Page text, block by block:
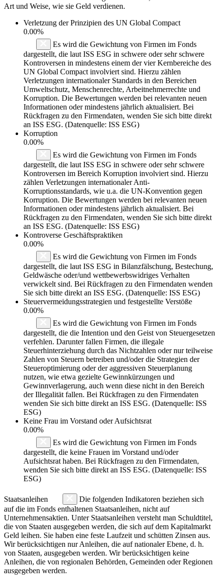
Art und Weise, wie sie Geld verdienen.
Verletzung der Prinzipien des UN Global Compact
0.00%
Es wird die Gewichtung von Firmen im Fonds
dargestellt, die laut ISS ESG in schwere oder sehr schwere
Kontroversen in mindestens einem der vier Kernbereiche des
UN Global Compact involviert sind. Hierzu zählen
Verletzungen internationaler Standards in den Bereichen
Umweltschutz, Menschenrechte, Arbeitnehmerrechte und
Korruption. Die Bewertungen werden bei relevanten neuen
Informationen oder mindestens jährlich aktualisiert. Bei
Rückfragen zu den Firmendaten, wenden Sie sich bitte direkt
an ISS ESG. (Datenquelle: ISS ESG)
Korruption
0.00%
Es wird die Gewichtung von Firmen im Fonds
dargestellt, die laut ISS ESG in schwere oder sehr schwere
Kontroversen im Bereich Korruption involviert sind. Hierzu
zählen Verletzungen internationaler Anti-
Korruptionsstandards, wie u.a. die UN-Konvention gegen
Korruption. Die Bewertungen werden bei relevanten neuen
Informationen oder mindestens jährlich aktualisiert. Bei
Rückfragen zu den Firmendaten, wenden Sie sich bitte direkt
an ISS ESG. (Datenquelle: ISS ESG)
Kontroverse Geschäftspraktiken
0.00%
Es wird die Gewichtung von Firmen im Fonds
dargestellt, die laut ISS ESG in Bilanzfälschung, Bestechung,
Geldwäsche oder/und wettbewerbswidriges Verhalten
verwickelt sind. Bei Rückfragen zu den Firmendaten wenden
Sie sich bitte direkt an ISS ESG. (Datenquelle: ISS ESG)
Steuervermeidungsstrategien und festgestellte Verstöße
0.00%
Es wird die Gewichtung von Firmen im Fonds
dargestellt, die die Intention und den Geist von Steuergesetzen
verfehlen. Darunter fallen Firmen, die illegale
Steuerhinterziehung durch das Nichtzahlen oder nur teilweise
Zahlen von Steuern betreiben und/oder die Strategien der
Steueroptimierung oder der aggressiven Steuerplanung
nutzen, wie etwa gezielte Gewinnkürzungen und
Gewinnverlagerung, auch wenn diese nicht in den Bereich
der Illegalität fallen. Bei Rückfragen zu den Firmendaten
wenden Sie sich bitte direkt an ISS ESG. (Datenquelle: ISS
ESG)
Keine Frau im Vorstand oder Aufsichtsrat
0.00%
Es wird die Gewichtung von Firmen im Fonds
dargestellt, die keine Frauen im Vorstand und/oder
Aufsichtsrat haben. Bei Rückfragen zu den Firmendaten,
wenden Sie sich bitte direkt an ISS ESG. (Datenquelle: ISS
ESG)
Staatsanleihen
Die folgenden Indikatoren beziehen sich
auf die im Fonds enthaltenen Staatsanleihen, nicht auf
Unternehmensaktien. Unter Staatsanleihen versteht man Schuldtitel,
die von Staaten ausgegeben werden, die sich auf dem Kapitalmarkt
Geld leihen. Sie haben eine feste Laufzeit und schütten Zinsen aus.
Wir berücksichtigen nur Anleihen, die auf nationaler Ebene, d. h.
von Staaten, ausgegeben werden. Wir berücksichtigen keine
Anleihen, die von regionalen Behörden, Gemeinden oder Regionen
ausgegeben werden.